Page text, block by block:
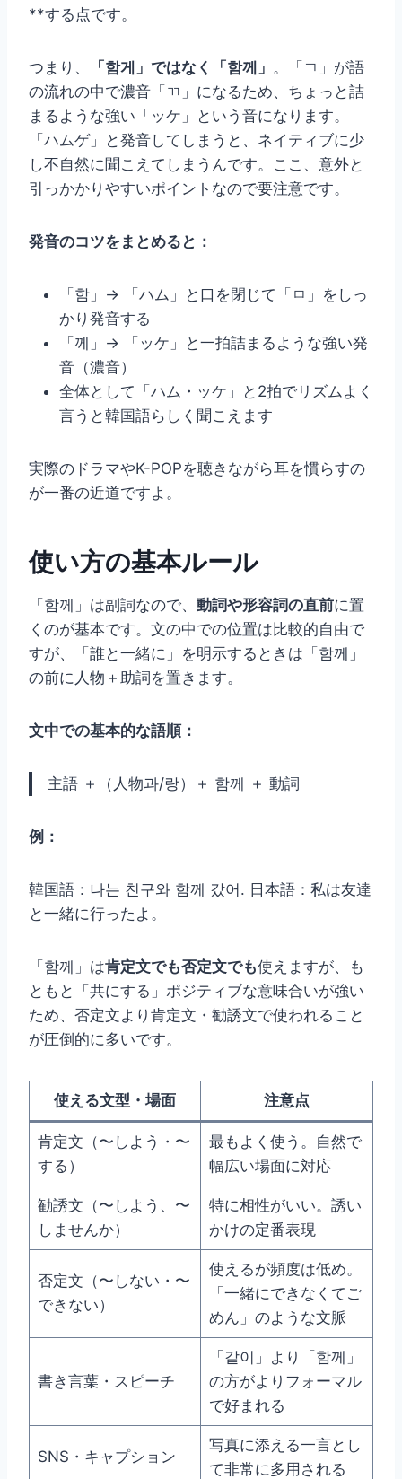
**する点です。
つまり、 「함게」ではなく「함께」 。「ㄱ」が語
の流れの中で濃音「ㄲ」になるため、ちょっと詰
まるような強い「ッケ」という音になります。
「ハムゲ」と発音してしまうと、ネイティブに少
し不自然に聞こえてしまうんです。ここ、意外と
引っかかりやすいポイントなので要注意です。
発音のコツをまとめると：
「함」→ 「ハム」と口を閉じて「ㅁ」をしっ
かり発音する
「께」→ 「ッケ」と一拍詰まるような強い発
音（濃音）
全体として「ハム・ッケ」と2拍でリズムよく
言うと韓国語らしく聞こえます
実際のドラマやK-POPを聴きながら耳を慣らすの
が一番の近道ですよ。
使い方の基本ルール
「함께」は副詞なので、 動詞や形容詞の直前に置
くのが基本です。文の中での位置は比較的自由で
すが、「誰と一緒に」を明示するときは「함께」
の前に人物＋助詞を置きます。
文中での基本的な語順：
主語 ＋（人物과/랑）＋ 함께 ＋ 動詞
例：
韓国語：나는 친구와 함께 갔어. 日本語：私は友達
と一緒に行ったよ。
「함께」は肯定文でも否定文でも使えますが、も
ともと「共にする」ポジティブな意味合いが強い
ため、否定文より肯定文・勧誘文で使われること
が圧倒的に多いです。
使える文型・場面 注意点
肯定文（〜しよう・〜
する）
最もよく使う。自然で
幅広い場面に対応
勧誘文（〜しよう、〜
しませんか）
特に相性がいい。誘い
かけの定番表現
否定文（〜しない・〜
できない）
使えるが頻度は低め。
「一緒にできなくてご
めん」のような文脈
書き言葉・スピーチ
「같이」より「함께」
の方がよりフォーマル
で好まれる
SNS・キャプション
写真に添える一言とし
て非常に多用される